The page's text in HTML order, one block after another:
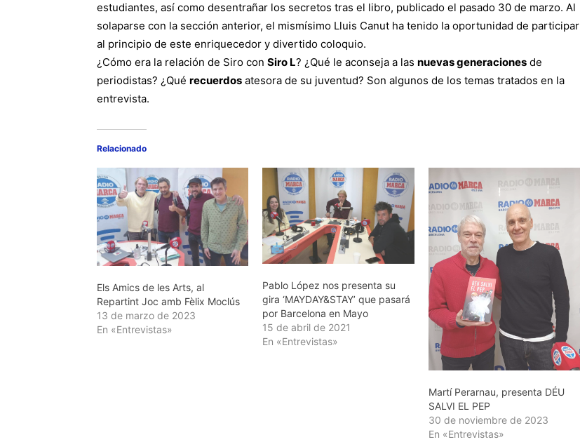
estudiantes, así como desentrañar los secretos tras el libro, publicado el pasado 30 de marzo. Al
solaparse con la sección anterior, el mismísimo Lluis Canut ha tenido la oportunidad de participar
al principio de este enriquecedor y divertido coloquio.
¿Cómo era la relación de Siro con Siro L? ¿Qué le aconseja a las nuevas generaciones de
periodistas? ¿Qué recuerdos atesora de su juventud? Son algunos de los temas tratados en la
entrevista.
Relacionado
Els Amics de les Arts, al
Repartint Joc amb Fèlix Moclús
13 de marzo de 2023
En «Entrevistas»
Pablo López nos presenta su
gira ‘MAYDAY&STAY’ que pasará
por Barcelona en Mayo
15 de abril de 2021
En «Entrevistas»
Martí Perarnau, presenta DÉU
SALVI EL PEP
30 de noviembre de 2023
En «Entrevistas»